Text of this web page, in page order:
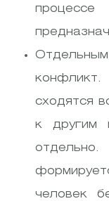
Отдельным
сходятся
к другим
человек